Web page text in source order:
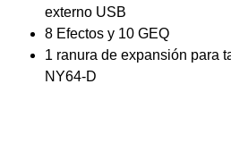
externo USB
8 Efectos y 10 GEQ
1 ranura de expansión para
NY64-D